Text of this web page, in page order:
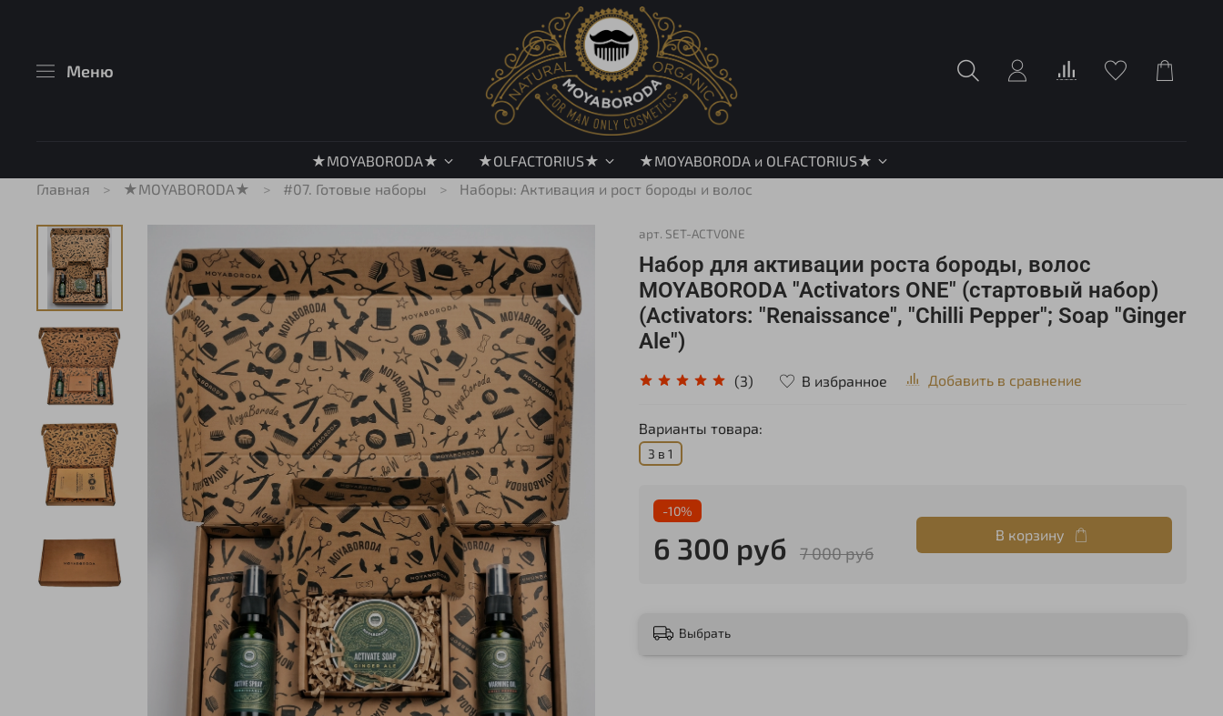
Меню
★MOYABORODA★ ★OLFACTORIUS★
★MOYABORODA и OLFACTORIUS★
Главная
★MOYABORODA★ #07. Готовые наборы Наборы: Активация и рост бороды и волос
арт. SET-ACTVONE
Набор для активации роста бороды, волос
MOYABORODA "Activators ONE" (стартовый набор)
(Activators: "Renaissance", "Chilli Pepper"; Soap "Ginger
Ale")
(3) В избранное Добавить в сравнение
Варианты товара:
3 в 1
-10%
6 300 руб 7 000 руб
В корзину
Выбрать